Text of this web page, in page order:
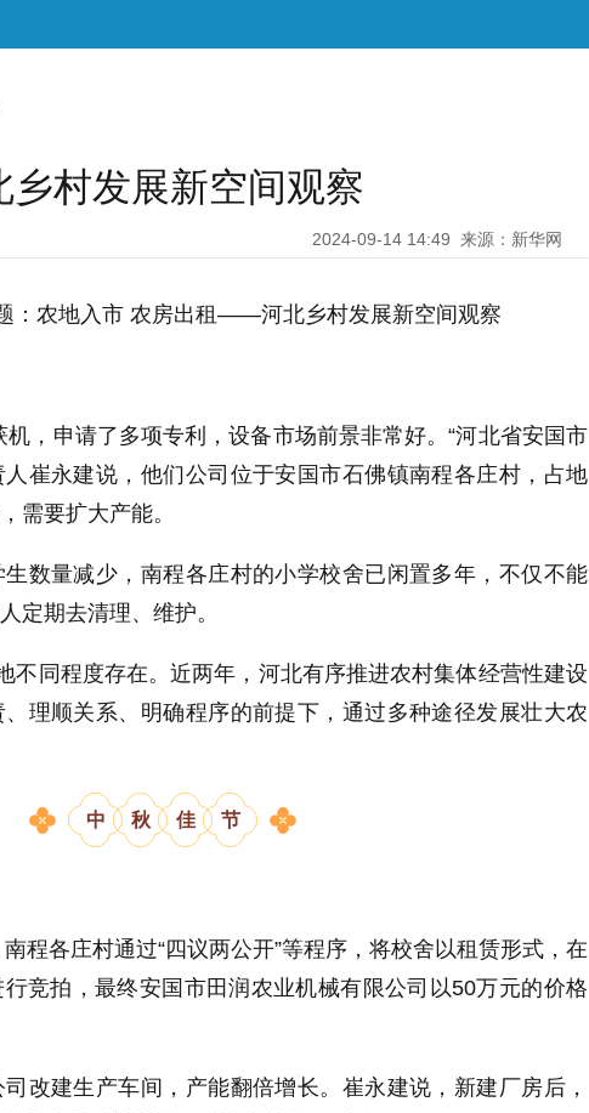
村发展新空间观察
2024-09-14 14:49 来源：新华网
：农地入市 农房出租——河北乡村发展新空间观察
机，申请了多项专利，设备市场前景非常好。“河北省安国市
崔永建说，他们公司位于安国市石佛镇南程各庄村，占地
需要扩大产能。
数量减少，南程各庄村的小学校舍已闲置多年，不仅不能
定期去清理、维护。
不同程度存在。近两年，河北有序推进农村集体经营性建设
理顺关系、明确程序的前提下，通过多种途径发展壮大农
中 秋 佳 节
程各庄村通过“四议两公开”等程序，将校舍以租赁形式，在
竞拍，最终安国市田润农业机械有限公司以50万元的价格
改建生产车间，产能翻倍增长。崔永建说，新建厂房后，